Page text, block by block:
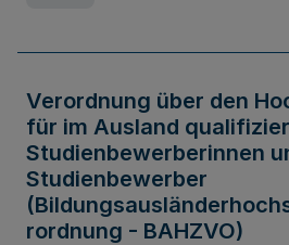
Verordnung über den
für im Ausland
Studienbewerberinnen
Studienbewerber
rordnung - BAHZVO)